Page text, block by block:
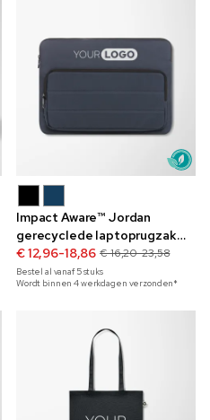
Impact Aware™ Jordan
gerecyclede laptoprugzak
15,6 inch
€ 12,96-18,86 € 16,20-23,58
Bestel al vanaf5stuks
Wordt binnen 4 werkdagen verzonden*